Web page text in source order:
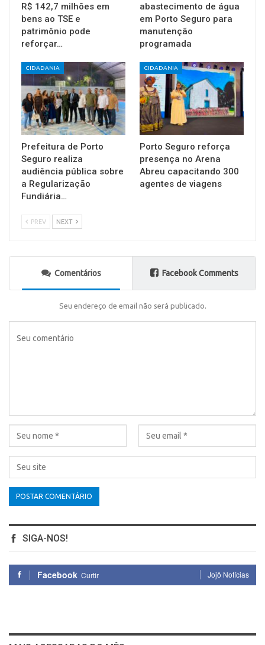
R$ 142,7 milhões em
bens ao TSE e
patrimônio pode
reforçar…
abastecimento de água
em Porto Seguro para
manutenção
programada
CIDADANIA
Prefeitura de Porto
Seguro realiza
audiência pública sobre
a Regularização
Fundiária…
CIDADANIA
Porto Seguro reforça
presença no Arena
Abreu capacitando 300
agentes de viagens
PREV NEXT
Comentários Facebook Comments
Seu endereço de email não será publicado.
SIGA-NOS!
Facebook Curtir Jojô Notícias